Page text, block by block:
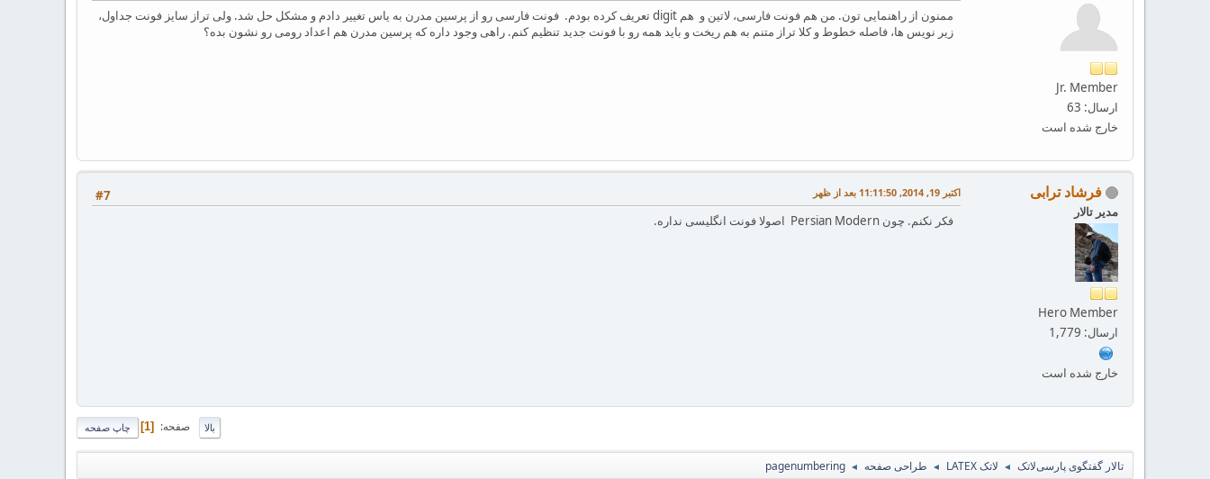
Jr. Member
ارسال: 63
خارج شده است
ممنون از راهنمایی تون. من هم فونت فارسی، لاتین و هم digit تعریف کرده بودم. فونت فارسی رو از پرسین مدرن به یاس تغییر دادم و مشکل حل شد. ولی تراز سایز فونت جداول،
زیر نویس ها، فاصله خطوط و کلا تراز متنم به هم ریخت و باید همه رو با فونت جدید تنظیم کنم. راهی وجود داره که پرسین مدرن هم اعداد رومی رو نشون بده؟
فرشاد ترابی
مدیر تالار
Hero Member
ارسال: 1,779
خارج شده است
#7 اکتبر 19, 2014, 11:11:50 بعد از ظهر
فکر نکنم. چون Persian Modern اصولا فونت انگلیسی نداره.
چاپ صفحه بالا صفحه 1
تالار گفتگوی پارسی‌لاتک ◄ لاتک LATEX ◄ طراحی صفحه ◄
pagenumbering